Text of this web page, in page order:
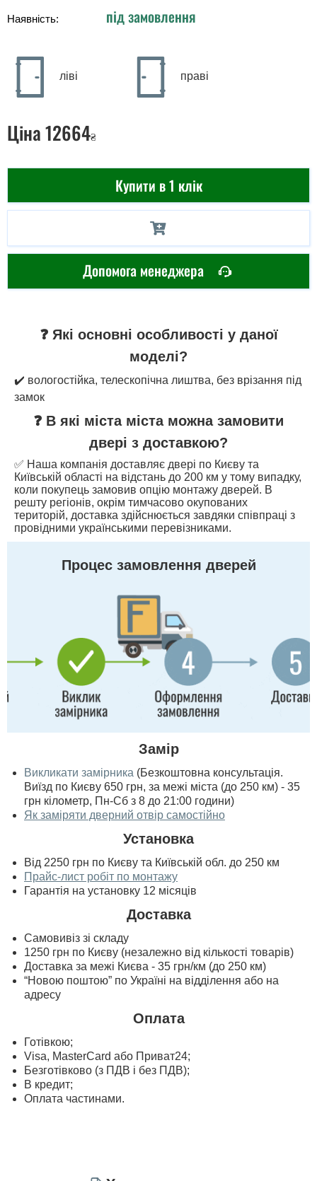
Наявність: під замовлення
ліві праві
Ціна12664₴
Купити в 1 клік
Допомога менеджера
❓ Які основні особливості у даної
моделі?
✔️ вологостійка, телескопічна лиштва, без врізання під
замок
❓ В які міста міста можна замовити
двері з доставкою?
✅ Наша компанія доставляє двері по Києву та
Київській області на відстань до 200 км у тому випадку,
коли покупець замовив опцію монтажу дверей. В
решту регіонів, окрім тимчасово окупованих
територій, доставка здійснюється завдяки співпраці з
провідними українськими перевізниками.
Процес замовлення дверей
Замір
Викликати замірника (Безкоштовна консультація.
Виїзд по Києву 650 грн, за межі міста (до 250 км) - 35
грн кілометр, Пн-Сб з 8 до 21:00 години)
Як заміряти дверний отвір самостійно
Установка
Від 2250 грн по Києву та Київській обл. до 250 км
Прайс-лист робіт по монтажу
Гарантія на установку 12 місяців
Доставка
Самовивіз зі складу
1250 грн по Києву (незалежно від кількості товарів)
Доставка за межі Києва - 35 грн/км (до 250 км)
“Новою поштою” по Україні на відділення або на
адресу
Оплата
Готівкою;
Visa, MasterСard або Приват24;
Безготівково (з ПДВ і без ПДВ);
В кредит;
Оплата частинами.